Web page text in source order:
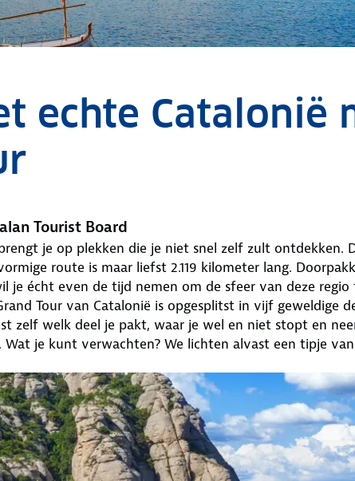
echte Catalonië
Tourist Board
je op plekken die je niet snel zelf zult ontdekken.
route is maar liefst 2.119 kilometer lang.
je écht even de tijd nemen om de sfeer van deze
Tour van Catalonië is opgesplitst in vijf geweldige
zelf welk deel je pakt, waar je wel en niet stopt en
Wat je kunt verwachten? We lichten alvast een tipje